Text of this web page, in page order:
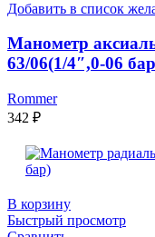
Добавить в список
Манометр
63/06(1/4″,0-06
Rommer
342 ₽
В корзину
Быстрый просмотр